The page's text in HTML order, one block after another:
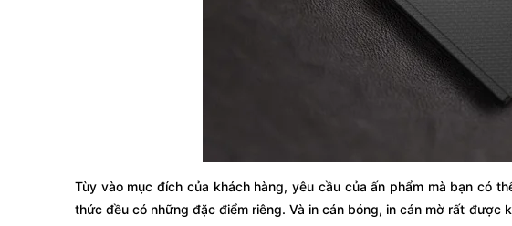
Tùy vào mục đích của khách hàng, yêu cầu của ấn phẩm mà bạn có
thức đều có những đặc điểm riêng. Và in cán bóng, in cán mờ rất được